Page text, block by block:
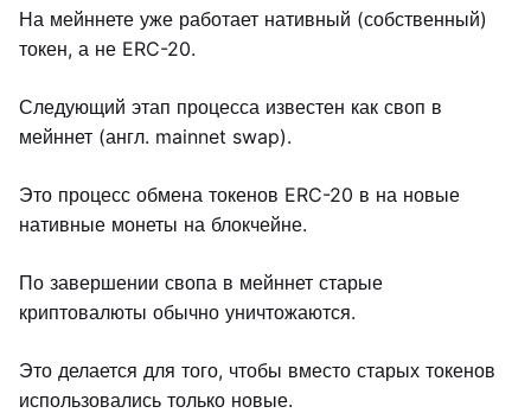
На мейннете уже работает нативный (собственный)
токен, а не ERC-20.
Следующий этап процесса известен как своп в
мейннет (англ. mainnet swap).
Это процесс обмена токенов ERC-20 в на новые
нативные монеты на блокчейне.
По завершении свопа в мейннет старые
криптовалюты обычно уничтожаются.
Это делается для того, чтобы вместо старых токенов
использовались только новые.